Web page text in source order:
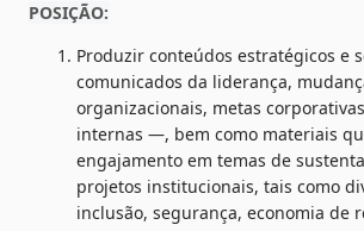
POSIÇÃO:
Produzir conteúdos estratégicos e
comunicados da liderança,
organizacionais, metas
internas —, bem como materiais
engajamento em temas de
projetos institucionais, tais como
inclusão, segurança, economia de